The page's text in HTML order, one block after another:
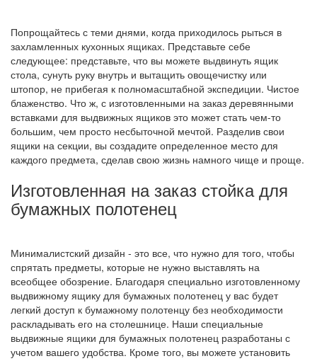
Попрощайтесь с теми днями, когда приходилось рыться в
захламленных кухонных ящиках. Представьте себе
следующее: представьте, что вы можете выдвинуть ящик
стола, сунуть руку внутрь и вытащить овощечистку или
штопор, не прибегая к полномасштабной экспедиции. Чистое
блаженство. Что ж, с изготовленными на заказ деревянными
вставками для выдвижных ящиков это может стать чем-то
большим, чем просто несбыточной мечтой. Разделив свои
ящики на секции, вы создадите определенное место для
каждого предмета, сделав свою жизнь намного чище и проще.
Изготовленная на заказ стойка для
бумажных полотенец
Минималистский дизайн - это все, что нужно для того, чтобы
спрятать предметы, которые не нужно выставлять на
всеобщее обозрение. Благодаря специально изготовленному
выдвижному ящику для бумажных полотенец у вас будет
легкий доступ к бумажному полотенцу без необходимости
раскладывать его на столешнице. Наши специальные
выдвижные ящики для бумажных полотенец разработаны с
учетом вашего удобства. Кроме того, вы можете установить